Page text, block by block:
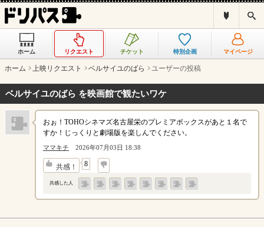
ス
ホーム リクエスト チケット 特別企画 マイページ
ホーム 上映リクエスト ベルサイユのばら ユーザーの投稿
ベルサイユのばら を映画館で観たいワケ
おぉ！TOHOシネマズ名古屋栄のプレミアボックスがあと１名で
すか！じっくりと劇場版を楽しんでください。
ママキチ 2026年07月03日 18:38
共感！ 8
↓
共感した人